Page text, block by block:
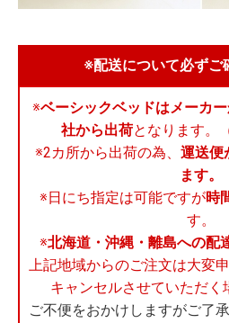
※配送について必ずご
※ベーシックベッドはメーカ
社から出荷となります。
※2カ所から出荷の為、 運送便
ます。
※日にち指定は可能ですが時
す。
※北海道・沖縄・離島への配
上記地域からのご注文は大変
キャンセルさせていただく
ご不便をおかけしますがご了